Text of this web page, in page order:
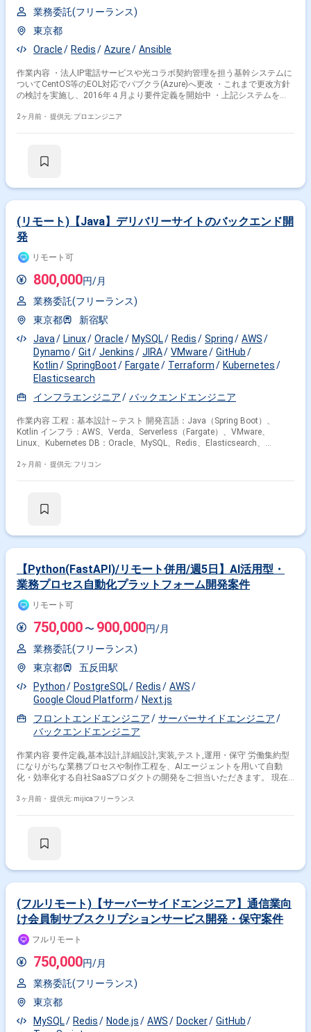
業務委託(フリーランス)
東京都
Oracle
Redis Azure Ansible
作業内容 ・法人IP電話サービスや光コラボ契約管理を担う基幹システムに
ついてCentOS等のEOL対応でパブクラ(Azure)へ更改 ・これまで更改方針
の検討を実施し、2016年４月より要件定義を開始中 ・上記システムを
2027/11予定)では、ホストOSバージョンアップとマネージドサービス移
2ヶ月前・ 提供元: プロエンジニア
(リモート)【Java】デリバリーサイトのバックエンド開
発
リモート可
800,000円/月
業務委託(フリーランス)
東京都
新宿駅
Java
Linux Oracle MySQL Redis Spring
AWS
Dynamo
Git Jenkins JIRA VMware
GitHub
Kotlin
SpringBoot Fargate Terraform
Kubernetes
Elasticsearch
インフラエンジニア
バックエンドエンジニア
作業内容 工程：基本設計～テスト 開発言語：Java（Spring Boot）、
Kotlin インフラ：AWS、Verda、Serverless（Fargate）、VMware、
Linux、Kubernetes DB：Oracle、MySQL、Redis、Elasticsearch、
CD 構成管理ツール：Terraform コード管理：GitHub、BitBucket モニタリ
2ヶ月前・ 提供元: フリコン
【Python(FastAPI)/リモート併用/週5日】AI活用型・
業務プロセス自動化プラットフォーム開発案件
リモート可
750,000 〜 900,000円/月
業務委託(フリーランス)
東京都
五反田駅
Python
PostgreSQL Redis
AWS
Google Cloud Platform
Next.js
フロントエンドエンジニア
サーバーサイドエンジニア
バックエンドエンジニア
作業内容 要件定義,基本設計,詳細設計,実装,テスト,運用・保守 労働集約型
になりがちな業務プロセスや制作工程を、AIエージェントを用いて自動
化・効率化する自社SaaSプロダクトの開発をご担当いただきます。 現在
製化を強化する重要なフェーズにあり、中心メンバーとして開発を牽引す
PdMやビジネスサイドと密に連携しながら、要件定義、仕様策定、プロン
3ヶ月前・ 提供元: mijicaフリーランス
(フルリモート)【サーバーサイドエンジニア】通信業向
け会員制サブスクリプションサービス開発・保守案件
フルリモート
750,000円/月
業務委託(フリーランス)
東京都
MySQL
Redis Node.js AWS Docker
GitHub